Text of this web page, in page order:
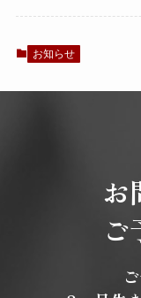
お知らせ
お